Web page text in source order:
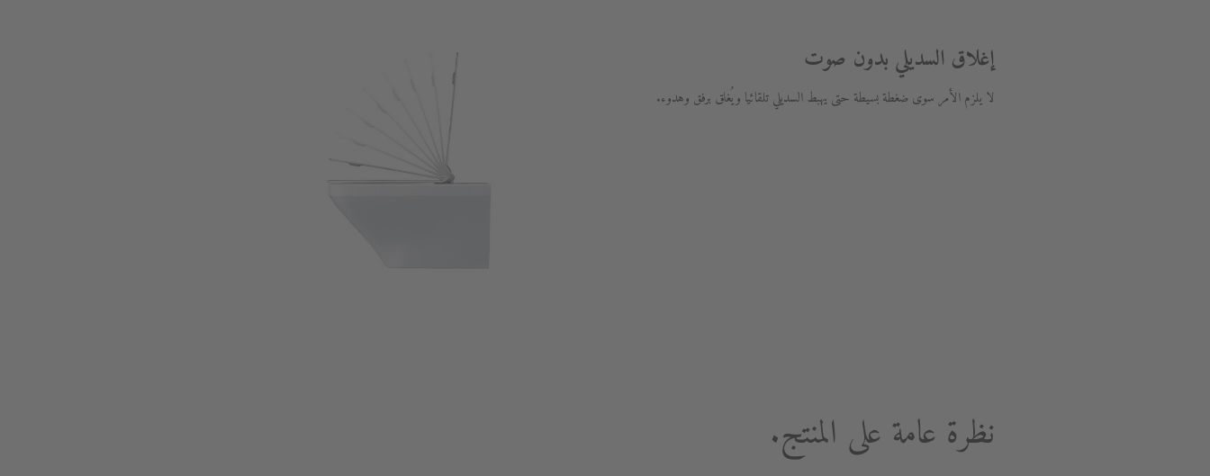
إغلاق السديلي بدون صوت
لا يلزم الأمر سوى ضغطة بسيطة حتى يهبط السديلي تلقائيا ويُغلق برفق وهدوء.
نظرة عامة على المنتج.